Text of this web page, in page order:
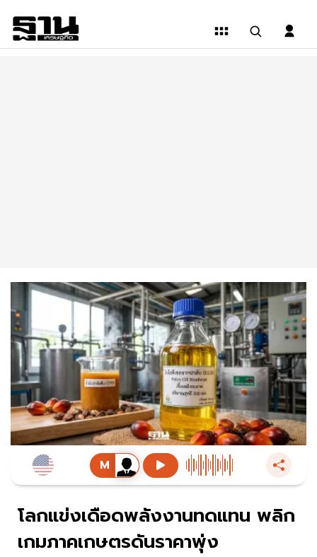
โลกแข่งเดือดพลังงานทดแทน พลิก
เกมภาคเกษตรดันราคาพุ่ง